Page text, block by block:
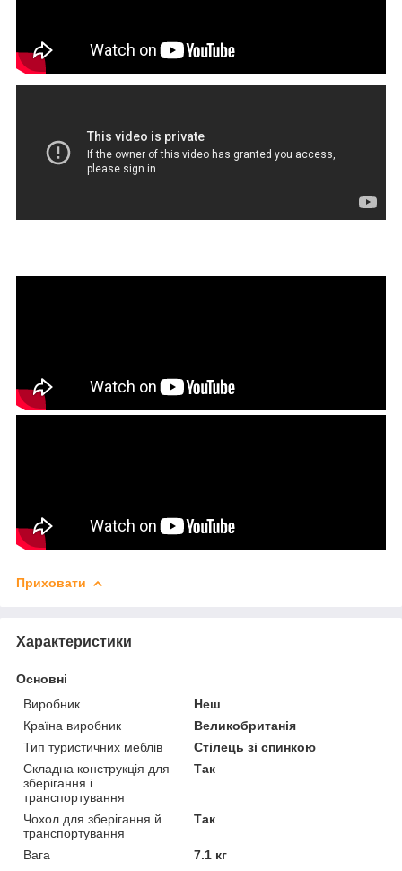
Приховати
Характеристики
Основні
Виробник
Неш
Країна виробник
Великобританія
Тип туристичних меблів
Стілець зі спинкою
Складна конструкція для
зберігання і
транспортування
Так
Чохол для зберігання й
транспортування
Так
Вага
7.1 кг